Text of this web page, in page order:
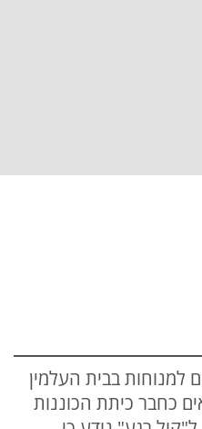
למנוחות בבית העלמין
כחבר כיתת הכוננות